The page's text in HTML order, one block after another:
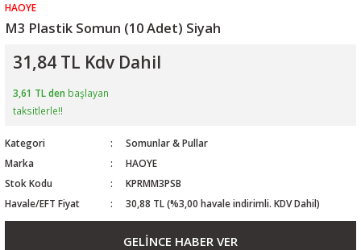
HAOYE
M3 Plastik Somun (10 Adet) Siyah
31,84 TL Kdv Dahil
3,61 TL den başlayan
taksitlerle!!
Kategori
Somunlar & Pullar
Marka
HAOYE
Stok Kodu
KPRMM3PSB
Havale/EFT Fiyat
30,88 TL (%3,00 havale indirimli. KDV Dahil)
GELİNCE HABER VER